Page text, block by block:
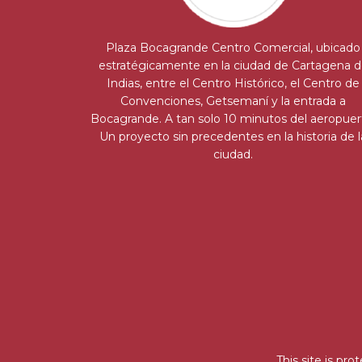
Plaza Bocagrande Centro Comercial, ubicado
estratégicamente en la ciudad de Cartagena
Indias, entre el Centro Histórico, el Centro de
Convenciones, Getsemaní y la entrada a
Bocagrande. A tan solo 10 minutos del
Un proyecto sin precedentes en la historia de
ciudad.